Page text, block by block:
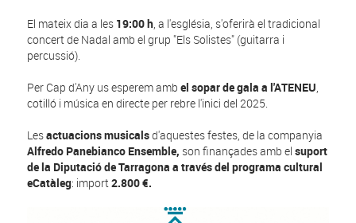
El mateix dia a les 19:00 h, a l'església, s'oferirà el tradicional
concert de Nadal amb el grup "Els Solistes" (guitarra i
percussió).
Per Cap d'Any us esperem ambel sopar de gala a l'ATENEU,
cotilló i música en directe per rebre l'inici del 2025.
Lesactuacions musicalsd'aquestes festes, de la companyia
Alfredo Panebianco Ensemble, son finançades amb elsuport
de la Diputació de Tarragona a través del programa cultural
eCatàleg: import2.800 €.